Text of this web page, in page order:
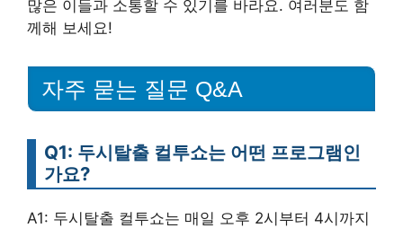
많은 이들과 소통할 수 있기를 바라요. 여러분도 함
께해 보세요!
자주 묻는 질문 Q&A
Q1: 두시탈출 컬투쇼는 어떤 프로그램인
가요?
A1: 두시탈출 컬투쇼는 매일 오후 2시부터 4시까지